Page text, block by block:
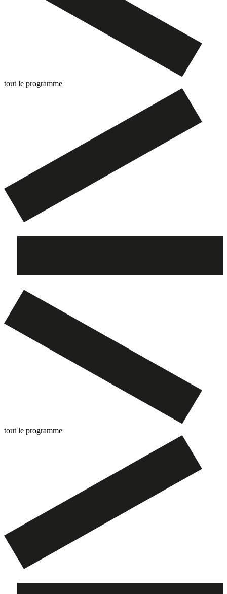
tout le programme
tout le programme